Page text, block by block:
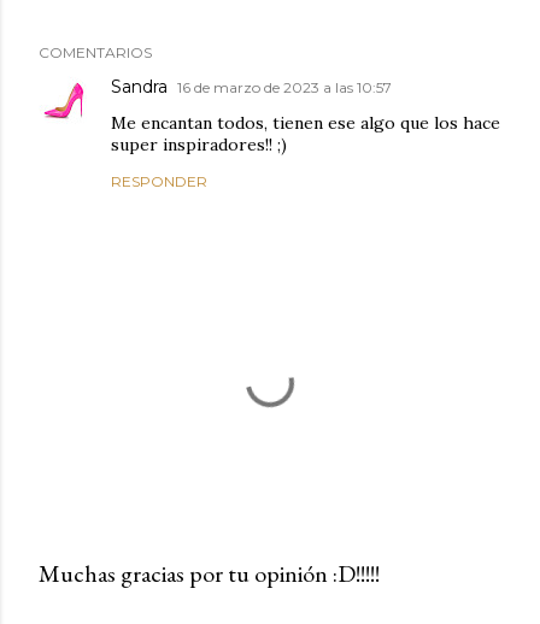
COMENTARIOS
Sandra 16 de marzo de 2023 a las 10:57
Me encantan todos, tienen ese algo que los hace
super inspiradores!! ;)
RESPONDER
Muchas gracias por tu opinión :D!!!!!